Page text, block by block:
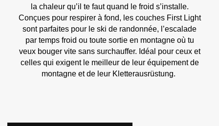
la chaleur qu’il te faut quand le froid s’installe.
Conçues pour respirer à fond, les couches First Light
sont parfaites pour le ski de randonnée, l’escalade
par temps froid ou toute sortie en montagne où tu
veux bouger vite sans surchauffer. Idéal pour ceux et
celles qui exigent le meilleur de leur équipement de
montagne et de leur Kletterausrüstung.